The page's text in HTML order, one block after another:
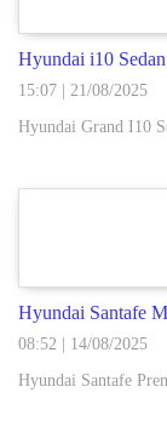
Hyundai i10
15:07
21/08/2025
Hyundai Grand I10
Hyundai Santafe
08:52
14/08/2025
Hyundai Santafe